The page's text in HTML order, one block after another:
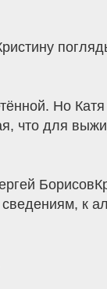
Но
что для
к